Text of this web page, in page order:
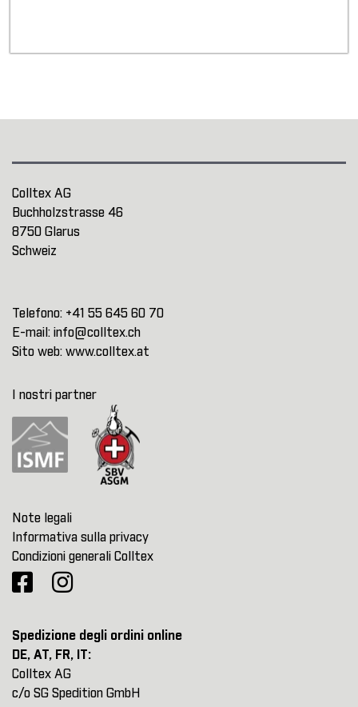
Colltex AG
Buchholzstrasse 46
8750 Glarus
Schweiz
Telefono: +41 55 645 60 70
E-mail: info@colltex.ch
Sito web: www.colltex.at
I nostri partner
Note legali
Informativa sulla privacy
Condizioni generali Colltex
Spedizione degli ordini online
DE, AT, FR, IT:
Colltex AG
c/o SG Spedition GmbH